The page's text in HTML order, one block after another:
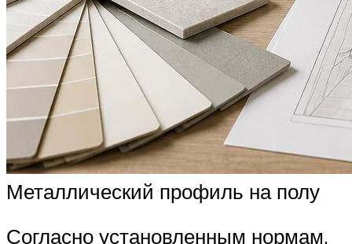
Металлический профиль на полу
Согласно установленным нормам,